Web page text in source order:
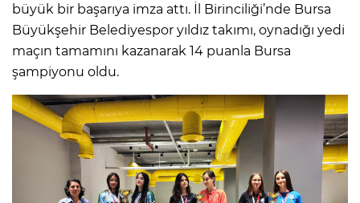
büyük bir başarıya imza attı. İl Birinciliği’nde Bursa
Büyükşehir Belediyespor yıldız takımı, oynadığı yedi
maçın tamamını kazanarak 14 puanla Bursa
şampiyonu oldu.